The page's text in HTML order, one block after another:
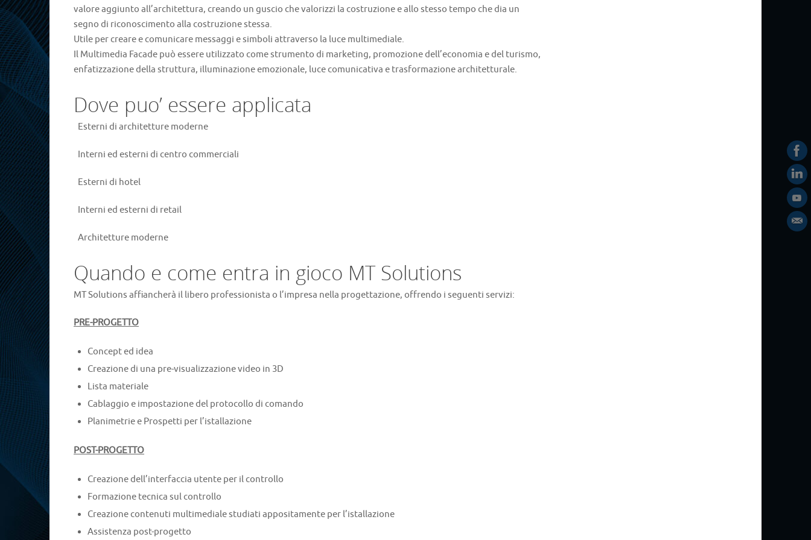
valore aggiunto all’architettura, creando un guscio che valorizzi la costruzione e allo stesso tempo che dia un
segno di riconoscimento alla costruzione stessa.
Utile per creare e comunicare messaggi e simboli attraverso la luce multimediale.
Il Multimedia Facade può essere utilizzato come strumento di marketing, promozione dell’economia e del turismo,
enfatizzazione della struttura, illuminazione emozionale, luce comunicativa e trasformazione architetturale.
Dove puo’ essere applicata
Esterni di architetture moderne
Interni ed esterni di centro commerciali
Esterni di hotel
Interni ed esterni di retail
Architetture moderne
Quando e come entra in gioco MT Solutions
MT Solutions affiancherà il libero professionista o l’impresa nella progettazione, offrendo i seguenti servizi:
PRE-PROGETTO
Concept ed idea
Creazione di una pre-visualizzazione video in 3D
Lista materiale
Cablaggio e impostazione del protocollo di comando
Planimetrie e Prospetti per l’istallazione
POST-PROGETTO
Creazione dell’interfaccia utente per il controllo
Formazione tecnica sul controllo
Creazione contenuti multimediale studiati appositamente per l’istallazione
Assistenza post-progetto